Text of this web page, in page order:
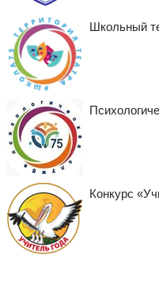
Школьный
Конкурс